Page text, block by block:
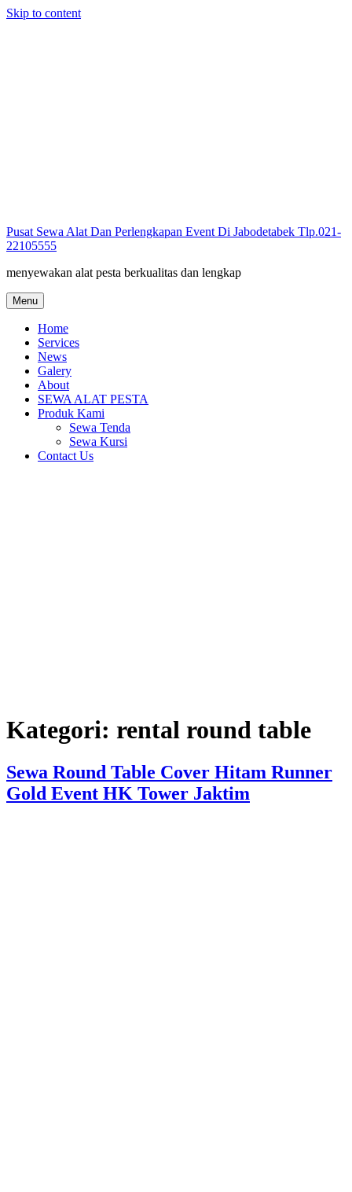
Skip to content
Pusat Sewa Alat Dan Perlengkapan Event Di Jabodetabek Tlp.021-
22105555
menyewakan alat pesta berkualitas dan lengkap
Menu
Home
Services
News
Galery
About
SEWA ALAT PESTA
Produk Kami
Sewa Tenda
Sewa Kursi
Contact Us
Kategori: rental round table
Sewa Round Table Cover Hitam Runner
Gold Event HK Tower Jaktim